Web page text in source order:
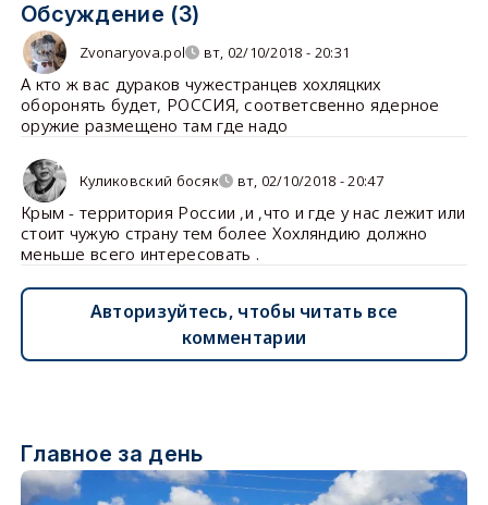
Обсуждение (3)
Zvonaryova.pol вт, 02/10/2018 - 20:31
А кто ж вас дураков чужестранцев хохляцких
оборонять будет, РОССИЯ, соответсвенно ядерное
оружие размещено там где надо
Куликовский босяк вт, 02/10/2018 - 20:47
Крым - территория России ,и ,что и где у нас лежит или
стоит чужую страну тем более Хохляндию должно
меньше всего интересовать .
Авторизуйтесь, чтобы читать все
комментарии
Главное за день